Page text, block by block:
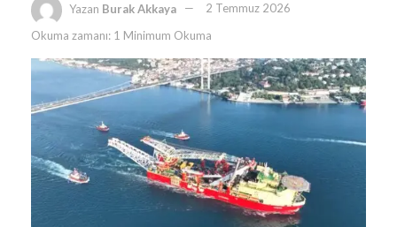
Yazan Burak Akkaya
2 Temmuz 2026
Okuma zamanı: 1 Minimum Okuma